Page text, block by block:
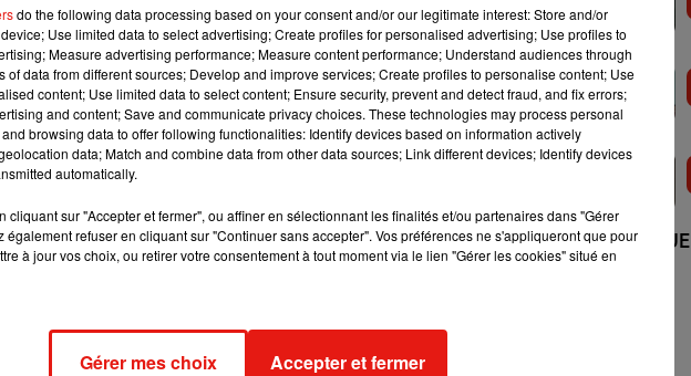
en prenant du plaisir :l’homme est à nouveau assis sur le sable,
prendre place entre ses cuisses.
planche de surf. La femme s’allonge sur lui, avec les bras en
principe que la position de la « cuillère », sauf que vous admirer
puisque les deux partenaires s’allongent sur le côté et se font
l’homme pour faciliter la pénétration.
bien sympathiques sur certaines plages. De quoi inspirer ces
+ DE MUSIQUE
do the following data processing based on your consent and/or our legitimate interest: Store and/or
Use limited data to select advertising; Create profiles for personalised advertising; Use profiles to
Measure advertising performance; Measure content performance; Understand audiences through
of data from different sources; Develop and improve services; Create profiles to personalise content; Use
content; Use limited data to select content; Ensure security, prevent and detect fraud, and fix errors;
and content; Save and communicate privacy choices. These technologies may process personal
browsing data to offer following functionalities: Identify devices based on information actively
data; Match and combine data from other data sources; Link different devices; Identify devices
automatically.
cliquant sur "Accepter et fermer", ou affiner en sélectionnant les finalités et/ou partenaires dans "Gérer
également refuser en cliquant sur "Continuer sans accepter". Vos préférences ne s'appliqueront que pour
à jour vos choix, ou retirer votre consentement à tout moment via le lien "Gérer les cookies" situé en
Gérer mes choix Accepter et fermer